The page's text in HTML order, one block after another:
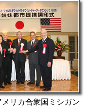
リカ合衆国ミシガン